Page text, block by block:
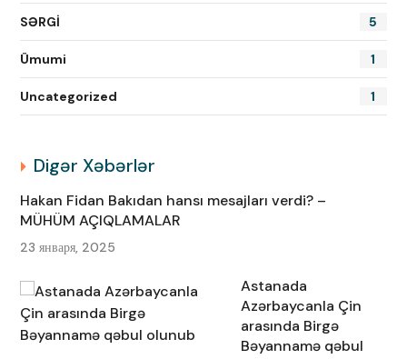
SƏRGİ 5
Ümumi 1
Uncategorized 1
Digər Xəbərlər
Hakan Fidan Bakıdan hansı mesajları verdi? –
MÜHÜM AÇIQLAMALAR
23 января, 2025
Astanada
Azərbaycanla Çin
arasında Birgə
Bəyannamə qəbul